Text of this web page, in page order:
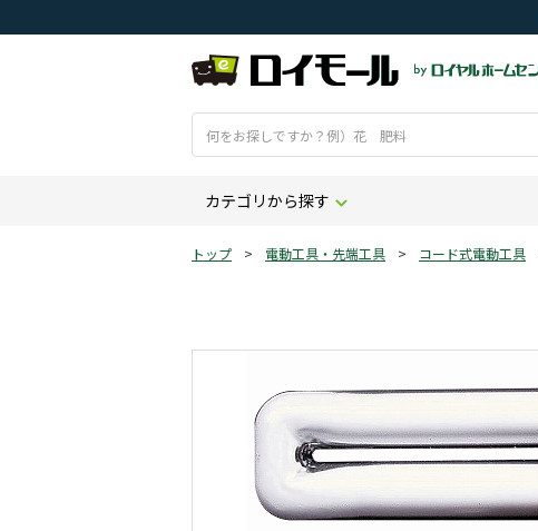
カテゴリから探す
トップ > 電動工具・先端工具 > コード式電動工具